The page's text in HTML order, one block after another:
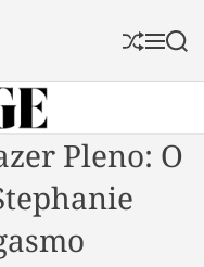
S
f
l
M S
c
h
Pleno: O